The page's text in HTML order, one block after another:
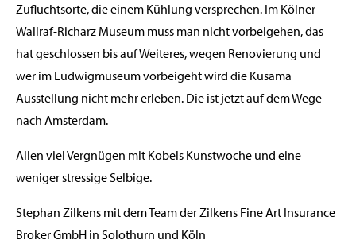
Zufluchtsorte, die einem Kühlung versprechen. Im Kölner
Wallraf-Richarz Museum muss man nicht vorbeigehen, das
hat geschlossen bis auf Weiteres, wegen Renovierung und
wer im Ludwigmuseum vorbeigeht wird die Kusama
Ausstellung nicht mehr erleben. Die ist jetzt auf dem Wege
nach Amsterdam.
Allen viel Vergnügen mit Kobels Kunstwoche und eine
weniger stressige Selbige.
Stephan Zilkens mit dem Team der Zilkens Fine Art Insurance
Broker GmbH in Solothurn und Köln